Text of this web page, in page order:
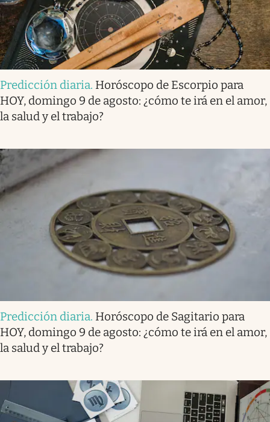
Predicción diaria. Horóscopo de Escorpio para
HOY, domingo 9 de agosto: ¿cómo te irá en el amor,
la salud y el trabajo?
Predicción diaria. Horóscopo de Sagitario para
HOY, domingo 9 de agosto: ¿cómo te irá en el amor,
la salud y el trabajo?